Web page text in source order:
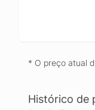
* O preço atual
Histórico de